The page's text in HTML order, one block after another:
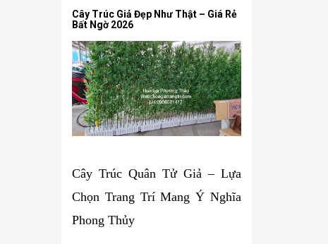
Cây Trúc Giả Đẹp Như Thật – Giá Rẻ
Bất Ngờ 2026
Cây Trúc Quân Tử Giả – Lựa
Chọn Trang Trí Mang Ý Nghĩa
Phong Thủy